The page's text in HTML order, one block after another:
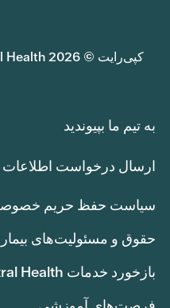
کپی‌رایت © 2026 Central Health. تمامی حقوق محفوظ است.
به تیم ما بپیوندید
ارسال درخواست
سیاست حفظ حریم
حقوق و مسئولیت‌های بیمار
بازخورد خدمات Central Health